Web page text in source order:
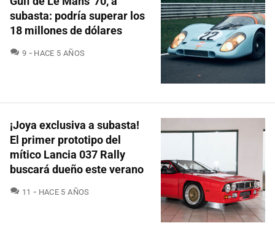
subasta: podría superar los
18 millones de dólares
9 COMENTARIOS
HACE 5 AÑOS
¡Joya exclusiva a subasta!
El primer prototipo del
mítico Lancia 037 Rally
buscará dueño este verano
11 COMENTARIOS
HACE 5 AÑOS